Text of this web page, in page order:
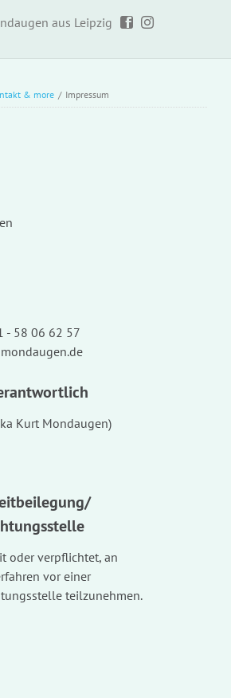
aus Leipzig
& more / Impressum
- 58 06 62 57
Kurt Mondaugen)
oder verpflichtet, an
vor einer
teilzunehmen.